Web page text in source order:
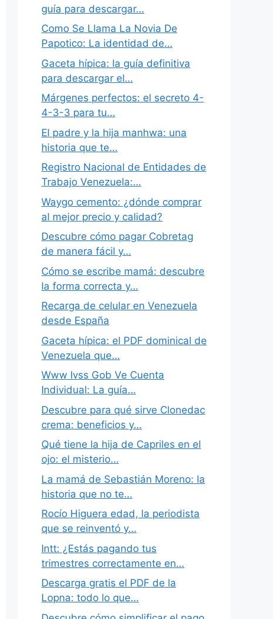
guía para descargar…
Como Se Llama La Novia De
Papotico: La identidad de…
Gaceta hípica: la guía definitiva
para descargar el…
Márgenes perfectos: el secreto 4-
4-3-3 para tu…
El padre y la hija manhwa: una
historia que te…
Registro Nacional de Entidades de
Trabajo Venezuela:…
Waygo cemento: ¿dónde comprar
al mejor precio y calidad?
Descubre cómo pagar Cobretag
de manera fácil y…
Cómo se escribe mamá: descubre
la forma correcta y…
Recarga de celular en Venezuela
desde España
Gaceta hípica: el PDF dominical de
Venezuela que…
Www Ivss Gob Ve Cuenta
Individual: La guía…
Descubre para qué sirve Clonedac
crema: beneficios y…
Qué tiene la hija de Capriles en el
ojo: el misterio…
La mamá de Sebastián Moreno: la
historia que no te…
Rocío Higuera edad, la periodista
que se reinventó y…
Intt: ¿Estás pagando tus
trimestres correctamente en…
Descarga gratis el PDF de la
Lopna: todo lo que…